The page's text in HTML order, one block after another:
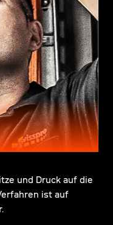
und Druck auf die
ist auf